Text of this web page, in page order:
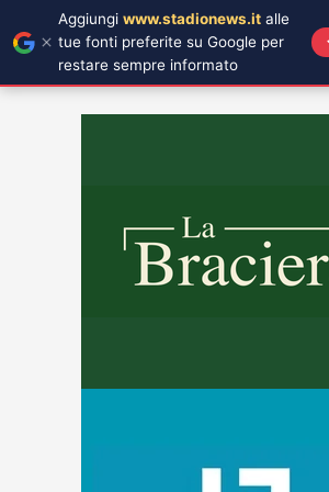
Aggiungi www.stadionews.it alle
tue fonti preferite su Google per
restare sempre informato